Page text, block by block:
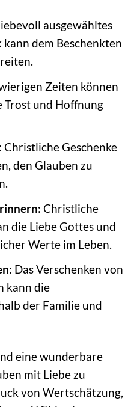
ausgewähltes
dem Beschenkten
Zeiten können
Trost und Hoffnung
Christliche Geschenke
den Glauben zu
Christliche
die Liebe Gottes und
Werte im Leben.
Das Verschenken von
kann die
der Familie und
eine wunderbare
mit Liebe zu
von Wertschätzung,